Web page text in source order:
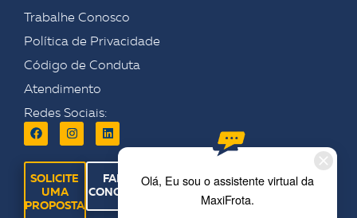
Trabalhe Conosco
Política de Privacidade
Código de Conduta
Atendimento
Redes Sociais:
SOLICITE
UMA
PROPOSTA
FALE
CONOSCO